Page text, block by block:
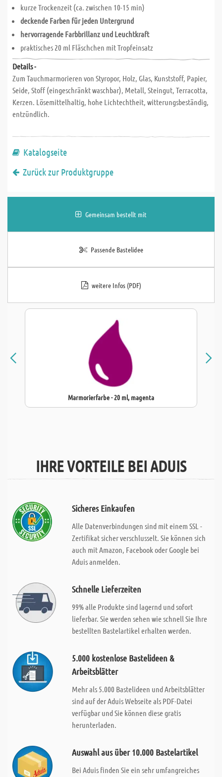
kurze Trockenzeit (ca. zwischen 10-15 min)
deckende Farben für jeden Untergrund
hervorragende Farbbrillanz und Leuchtkraft
praktisches 20 ml Fläschchen mit Tropfeinsatz
Details -
Zum Tauchmarmorieren von Styropor, Holz, Glas, Kunststoff, Papier,
Seide, Stoff (eingeschränkt waschbar), Metall, Steingut, Terracotta,
Kerzen. Lösemittelhaltig, hohe Lichtechtheit, witterungsbeständig,
entzündlich.
Katalogseite
Zurück zur Produktgruppe
Gemeinsam bestellt mit
Passende Bastelidee
weitere Infos (PDF)
Marmorierfarbe - 20 ml, magenta
IHRE VORTEILE BEI ADUIS
Sicheres Einkaufen
Alle Datenverbindungen sind mit einem SSL -
Zertifikat sicher verschlusselt. Sie können sich
auch mit Amazon, Facebook oder Google bei
Aduis anmelden.
Schnelle Lieferzeiten
99% alle Produkte sind lagernd und sofort
lieferbar. Sie werden sehen wie schnell Sie Ihre
bestellten Bastelartikel erhalten werden.
5.000 kostenlose Bastelideen &
Arbeitsblätter
Mehr als 5.000 Bastelideen und Arbeitsblätter
sind auf der Aduis Webseite als PDF-Datei
verfügbar und Sie können diese gratis
herunterladen.
Auswahl aus über 10.000 Bastelartikel
Bei Aduis finden Sie ein sehr umfangreiches